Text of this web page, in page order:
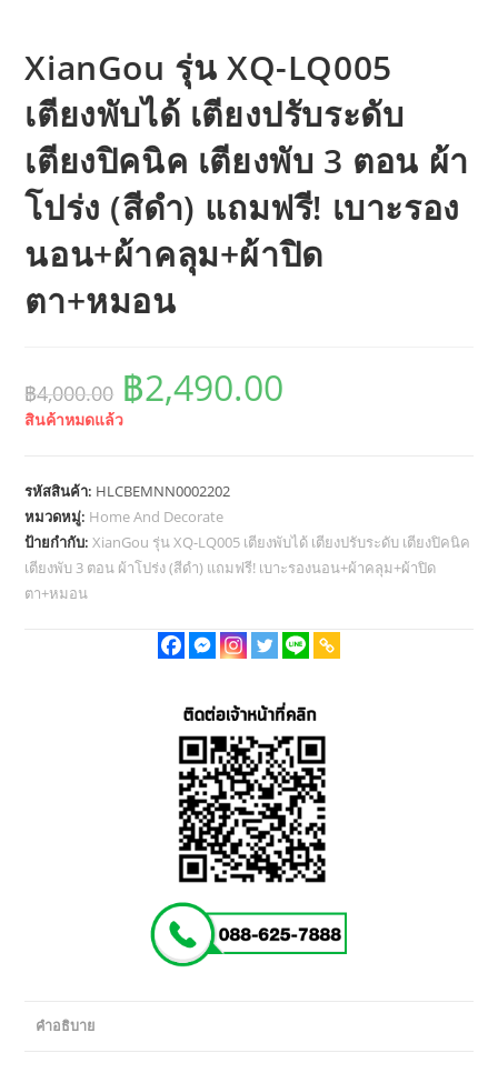
XianGou รุ่น XQ-LQ005
เตียงพับได้ เตียงปรับระดับ
เตียงปิคนิค เตียงพับ 3 ตอน ผ้า
โปร่ง (สีดำ) แถมฟรี! เบาะรอง
นอน+ผ้าคลุม+ผ้าปิด
ตา+หมอน
฿4,000.00 Original
price
฿4,000.00.
฿2,490.00
สินค้าหมดแล้ว
รหัสสินค้า: HLCBEMNN0002202
หมวดหมู่: Home And Decorate
ป้ายกำกับ:XianGou รุ่น XQ-LQ005 เตียงพับได้ เตียงปรับระดับ เตียงปิคนิค
เตียงพับ 3 ตอน ผ้าโปร่ง (สีดำ) แถมฟรี! เบาะรองนอน+ผ้าคลุม+ผ้าปิด
ตา+หมอน
คำอธิบาย